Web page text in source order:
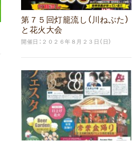
第７５回灯籠流し（川ねぶた）
と花火大会
開催日：２０２６年８月２３日（日）